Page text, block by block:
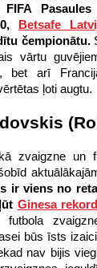
Betsafe
čempionātu.
vārtu
bet arī
ļoti augtu.
zvaigzne un
ir viens no
Ginesa
būs īsts
nav bijis